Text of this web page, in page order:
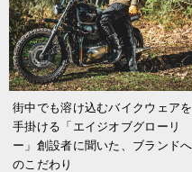
街中でも溶け込むバイクウェアを
手掛ける「エイジオブグローリ
ー」創設者に聞いた、ブランドへ
のこだわり